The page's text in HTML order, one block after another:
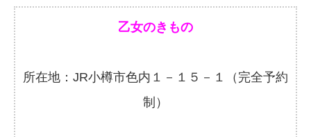
乙女のきもの
所在地：JR小樽市色内１－１５－１（完全予約
制）